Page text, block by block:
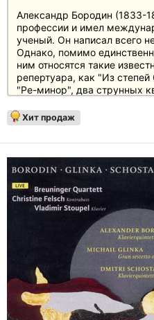
Александр Бородин (1833-
профессии и имел
ученый. Он написал всего
Однако, помимо
ним относятся такие
репертуара, как "Из
"Ре-минор", два струнных
Опера "Князь Игорь" была
Глазунов. В основу оперы
эпос "Песнь о полку
как в XII веке Киевское
подвергалось нападению
множество княжеств,
могла противостоять
действуя без ведома
поддержки других князей
поход, в ходе которого его
сам он и его сын взяты в
означала, что враг смог
совершить страшную месть.
Хит продаж